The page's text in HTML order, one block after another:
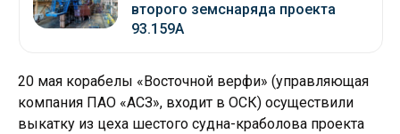
второго земснаряда проекта
93.159А
20 мая корабелы «Восточной верфи» (управляющая
компания ПАО «АСЗ», входит в ОСК) осуществили
выкатку из цеха шестого судна-краболова проекта